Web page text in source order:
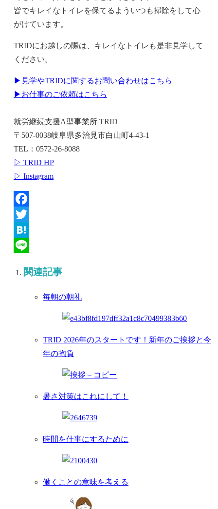
皆でキレイなトイレを保てるよういつも掃除をして心
がけています。
TRIDにお越しの際は、キレイなトイレも是非見学して
ください。
▶見学やTRIDに関するお問い合わせはこちら
▶お仕事のご依頼はこちら
就労継続支援A型事業所 TRID
〒507-0038岐阜県多治見市白山町4-43-1
TEL：0572-26-8088
▷ TRID HP
▷ Instagram
Facebook
Twitter
Hatena
関連記事
毎朝の朝礼
TRID 2026年のスタートです！新年のご挨拶と今
年の抱負
暑さ対策はこれにして！
時間を仕事にするために
働くことの意味を考える